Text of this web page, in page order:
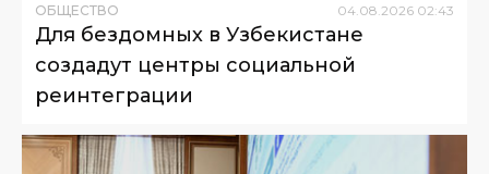
ОБЩЕСТВО 04 08 2026 02:43
Для бездомных в Узбекистане
создадут центры социальной
реинтеграции